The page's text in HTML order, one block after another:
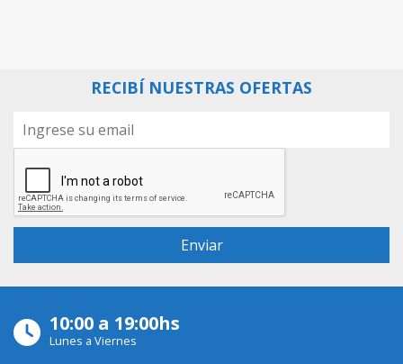
RECIBÍ NUESTRAS OFERTAS
10:00 a 19:00hs
Lunes a Viernes